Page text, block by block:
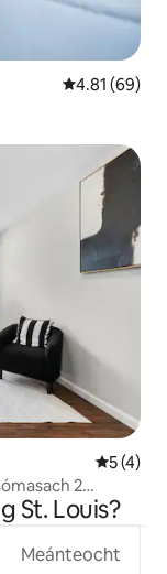
Meánrátáil
4.81 (69)
5 (4)
2
St. Louis?
Meánteocht